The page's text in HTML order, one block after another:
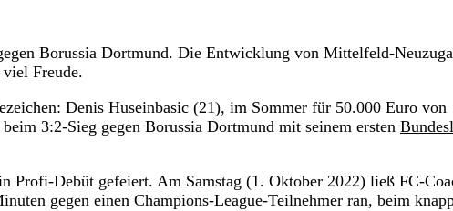
Borussia Dortmund. Die Entwicklung von Mittelfeld-
Freude.
Denis Huseinbasic (21), im Sommer für 50.000 Euro von
3:2-Sieg gegen Borussia Dortmund mit seinem ersten
Profi-Debüt gefeiert. Am Samstag (1. Oktober 2022) ließ FC-
gegen einen Champions-League-Teilnehmer ran, beim